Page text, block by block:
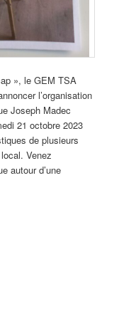
», le GEM TSA
l’organisation
Joseph Madec
21 octobre 2023
de plusieurs
Venez
autour d’une